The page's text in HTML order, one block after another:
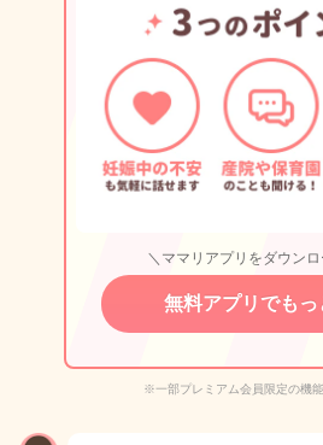
＼ママリアプリをダウン
無料アプリでもっ
※一部プレミアム会員限定の機